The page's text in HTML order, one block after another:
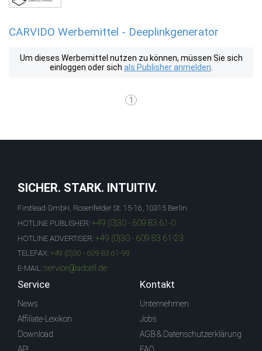
CARVIDO Werbemittel - Deeplinkgenerator
Um dieses Werbemittel nutzen zu können, müssen Sie sich
einloggen oder sich als Publisher anmelden
1
SICHER. STARK. INTUITIV.
Firstlead GmbH, Rosenfelder St. 15-16, 10315 Berlin
HOTLINE PUBLISHER: +49 (0)30 - 609 83 61-0
HOTLINE ADVERTISER: +49 (0)30 - 609 83 61-23
TELEFAX: +49 (0)30 - 609 83 61-99
E-MAIL: service@adcell.de
Service
News
Affiliate-Lexikon
Download
Kontakt
Unternehmen
Jobs
AGB & Datenschutzerklärung